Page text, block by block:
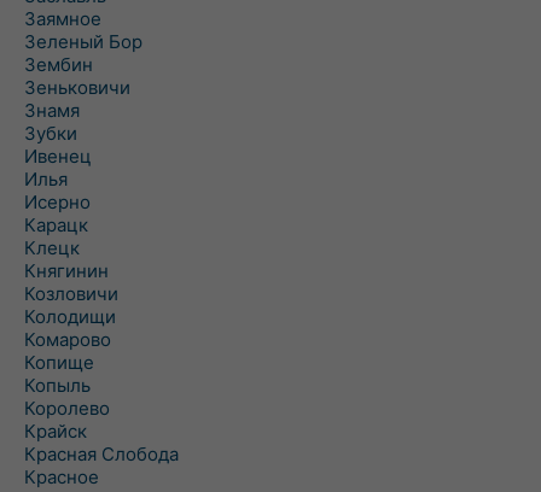
Заямное
Зеленый Бор
Зембин
Зеньковичи
Знамя
Зубки
Ивенец
Илья
Исерно
Карацк
Клецк
Княгинин
Козловичи
Колодищи
Комарово
Копище
Копыль
Королево
Крайск
Красная Слобода
Красное